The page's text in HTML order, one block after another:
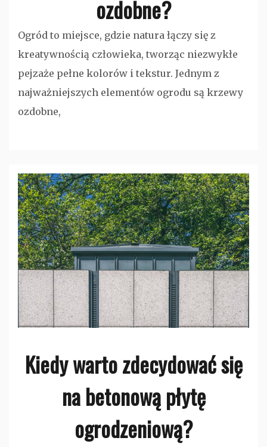
ozdobne?
Ogród to miejsce, gdzie natura łączy się z
kreatywnością człowieka, tworząc niezwykłe
pejzaże pełne kolorów i tekstur. Jednym z
najważniejszych elementów ogrodu są krzewy
ozdobne,
Kiedy warto zdecydować się
na betonową płytę
ogrodzeniową?